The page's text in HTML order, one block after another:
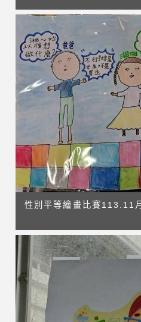
性別平等繪畫比賽113.11月